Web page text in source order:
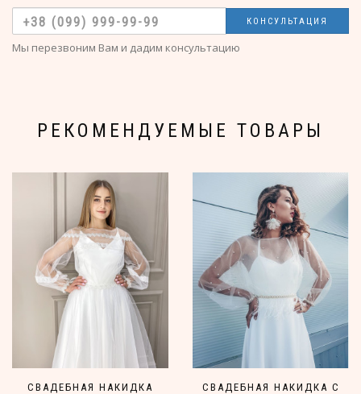
КОНСУЛЬТАЦИЯ
Мы перезвоним Вам и дадим консультацию
РЕКОМЕНДУЕМЫЕ ТОВАРЫ
СВАДЕБНАЯ НАКИДКА
СВАДЕБНАЯ НАКИДКА С